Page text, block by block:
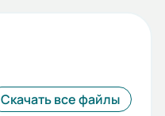
Скачать все файлы